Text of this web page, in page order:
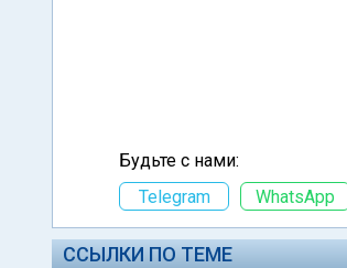
Будьте с нами:
Telegram
WhatsApp
ССЫЛКИ ПО ТЕМЕ